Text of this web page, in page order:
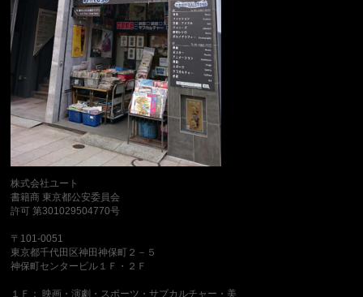
株式会社ユート
書籍商 東京都公安委員会
許可 第301029504770号
〒101-0051
東京都千代田区神田神保町２－５
神保町センタービル１Ｆ・２Ｆ
１Ｆ： 映画・演劇・スポーツ・サブカルチャー・美